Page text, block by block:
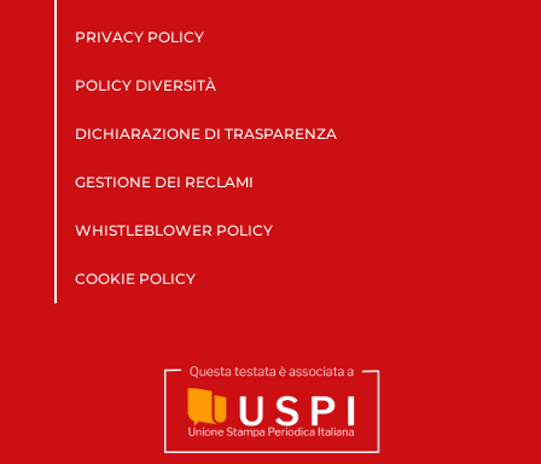
PRIVACY POLICY
POLICY DIVERSITÀ
DICHIARAZIONE DI TRASPARENZA
GESTIONE DEI RECLAMI
WHISTLEBLOWER POLICY
COOKIE POLICY